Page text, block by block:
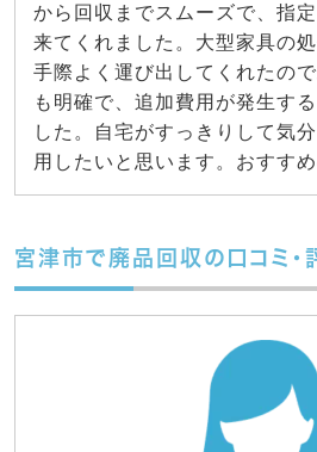
から回収までスムーズで、指
来てくれました。大型家具の
手際よく運び出してくれたの
も明確で、追加費用が発生す
した。自宅がすっきりして気
用したいと思います。おすすめ
宮津市で廃品回収の口コミ・